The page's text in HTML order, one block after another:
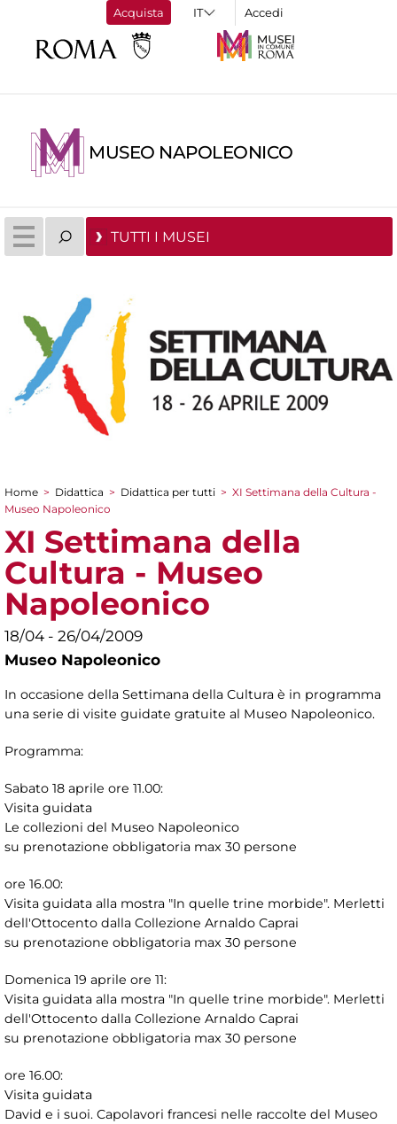
Acquista Accedi
MUSEO NAPOLEONICO
TUTTI I MUSEI
Tu sei qui
Home > Didattica > Didattica per tutti > XI Settimana della Cultura -
Museo Napoleonico
XI Settimana della
Cultura - Museo
Napoleonico
18/04 - 26/04/2009
Museo Napoleonico
In occasione della Settimana della Cultura è in programma
una serie di visite guidate gratuite al Museo Napoleonico.
Programma:
Sabato 18 aprile ore 11.00:
Visita guidata
Le collezioni del Museo Napoleonico
su prenotazione obbligatoria max 30 persone
ore 16.00:
Visita guidata alla mostra "In quelle trine morbide". Merletti
dell'Ottocento dalla Collezione Arnaldo Caprai
su prenotazione obbligatoria max 30 persone
Domenica 19 aprile ore 11:
Visita guidata alla mostra "In quelle trine morbide". Merletti
dell'Ottocento dalla Collezione Arnaldo Caprai
su prenotazione obbligatoria max 30 persone
ore 16.00:
Visita guidata
David e i suoi. Capolavori francesi nelle raccolte del Museo